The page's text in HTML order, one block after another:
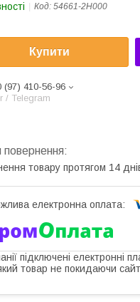
Код: 54661-2H000
Купити
(97) 410-56-96
/ Telegram
товару протягом 14
підключені електронні
товар не покидаючи